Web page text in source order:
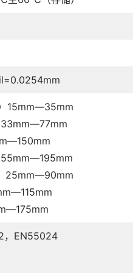
15mm—35mm
25mm—90mm
，EN55024